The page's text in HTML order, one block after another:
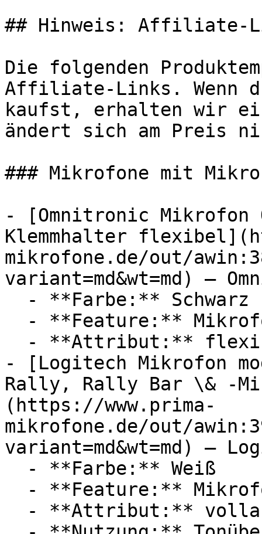
## Hinweis: Affiliate-
Die folgenden
Affiliate-Links. Wenn
kaufst, erhalten wir
ändert sich am Preis
### Mikrofone mit
- [Omnitronic Mikrofon
Klemmhalter
mikrofone.de/out/
variant=md&wt=md) —
- [Logitech Mikrofon
Rally, Rally Bar \& -
(https://www.prima-
mikrofone.de/out/
variant=md&wt=md) —